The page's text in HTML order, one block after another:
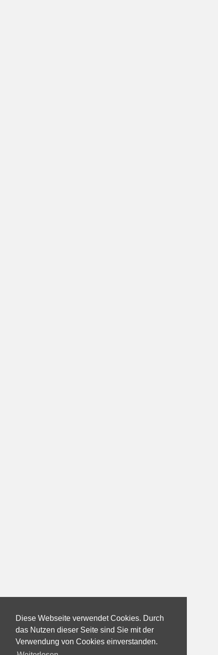
Diese Webseite verwendet Cookies. Durch
das Nutzen dieser Seite sind Sie mit der
Verwendung von Cookies einverstanden.